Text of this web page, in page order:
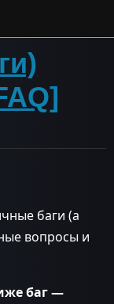
баги (а
вопросы и
баг —